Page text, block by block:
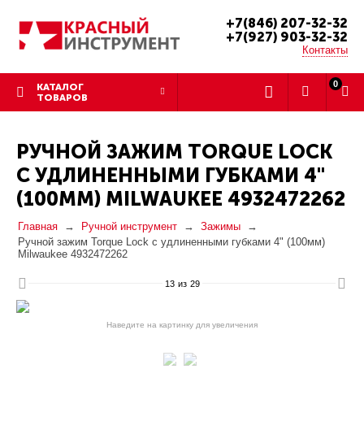
+7(846) 207-32-32
+7(927) 903-32-32
Контакты
КАТАЛОГ
ТОВАРОВ
0
РУЧНОЙ ЗАЖИМ TORQUE LOCK
С УДЛИНЕННЫМИ ГУБКАМИ 4"
(100ММ) MILWAUKEE 4932472262
Главная Ручной инструмент
Зажимы
Ручной зажим Torque Lock с удлиненными губками 4" (100мм)
Milwaukee 4932472262
13 из 29
Наведите на картинку для увеличения